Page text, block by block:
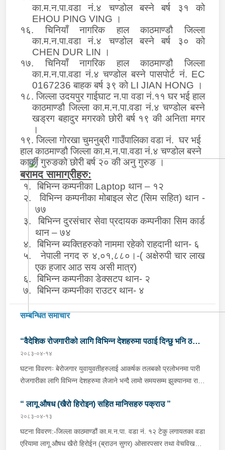
का.म.न.पा.वडा नं.४ चण्डोल बस्ने बर्ष ३१ को
EHOU PING VING
।
१६. चिनियाँ नागरिक हाल काठमाण्डौ जिल्ला
का.म.न.पा.वडा नं.४ चण्डोल बस्ने बर्ष ३० को
CHEN DUR LIN
।
१७. चिनियाँ नागरिक हाल काठमाण्डौ जिल्ला
का.म.न.पा.वडा नं.४ चण्डोल बस्ने पासपोर्ट नं. EC
0167236बाहक बर्ष ३९ को LI JIAN HONG
।
१८. जिल्ला उदयपुर गाईघाट न.पा वडा नं.११ घर भई हाल
काठमाण्डौ जिल्ला का.म.न.पा.वडा नं.४ चण्डोल बस्ने
खड्रग बहादुर मगरको छोरी बर्ष १९ की अनिता मगर
।
१९. जिल्ला गोरखा चुमनुब्री गाउँपालिका वडा नं. घर भई
हाल काठमाण्डौ जिल्ला का.म.न.पा.वडा नं.४ चण्डोल बस्ने
कार्की गुरुङको छोरी बर्ष २० की अनु गुरुङ ।
बरामद सामाग्रीहरु:
१. बिभिन्न कम्पनीका Laptop थान – १२
२.
विभिन्न कम्पनीका मोबाइल सेट (सिम सहित) थान -
७७
३.
बिभिन्न दुरसंचार सेवा प्रदायक कम्पनीका सिम कार्ड
थान – ७४
४.
बिभिन्न ब्यक्तिहरुको नाममा रहेको राहदानी थान- ६
५.
नेपाली नगद रु ४,०१,८८०।-( अक्षेरुपी चार लाख
एक हजार आठ सय असी मात्र)
६.
बिभिन्न कम्पनीकाडेक्सटप थान- २
७.
बिभिन्न कम्पनीका राउटर थान- ४
सम्बन्धित समाचार
“वैदेशिक रोजगारीको लागि विभिन्न देशहरुमा पठाई दिन्छु भनि ठगी
गर्ने व्यक्तिहरु पक्राउ"
२०८३-०४-१४
घटना विवरणः बेरोजगार युवायुवतीहरुलाई आकर्षक तलबको प्रलोभनमा पारी
रोजगारीका लागि विभिन्न देशहरुमा लैजाने भन्दै लामो समयसम्म झुक्यानमा राखि
अनुसन्धान हुँदा विदेश पठाउने भनि ठगी गर्ने निम्न प्रतिवादीहरुलाई काठमाडौं
उपत्यकाका विभिन्न स्थानहरुबाट पक्राउ गरी थप अनुसन्धान तथा आवश्यक
कारवाहीको लागि वैदेशिक रोजगार विभाग ताहाचल, काठमाडौं पठाईएको ।
पक्राउ व्यक्तिहरुको विवरणः-१. नाम थर :- पवन कुमार के.सी.
“ लागू औषध (खैरो हिरोइन) सहित मानिसहरु पक्राउ ”
२०८३-०४-१३
घटना विवरण:-जिल्ला काठमाण्डौं का.म.न.पा. वडा नं. १२ टेकु लगायतका वडा
एरियामा लागू औषध खैरो हिरोईन (ब्राउन सुगर) ओसारपसार तथा वेचविखन